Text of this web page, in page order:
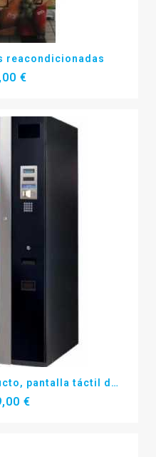
reacondicionadas
€
Expendedora multiproducto, pantalla táctil de 42 pulgadas
€